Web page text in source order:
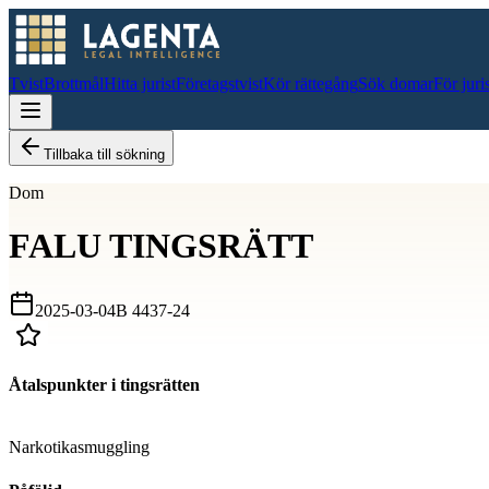
TvistBrottmålHitta juristFöretagstvistKör rättegångSök domarFör
Tillbaka till sökning
Dom
FALU TINGSRÄTT
2025-03-04B 4437-24
Åtalspunkter i tingsrätten
Narkotikasmuggling